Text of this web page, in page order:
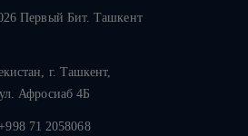
Первый Бит. Ташкент
г. Ташкент,
ул. Афросиаб 4Б
71 2058068